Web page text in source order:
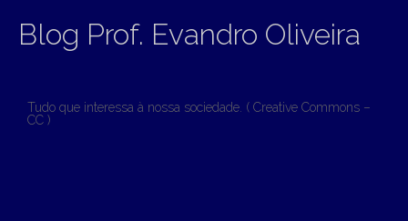
Blog Prof. Evandro Oliveira
Tudo que interessa à nossa sociedade. ( Creative Commons –
CC )